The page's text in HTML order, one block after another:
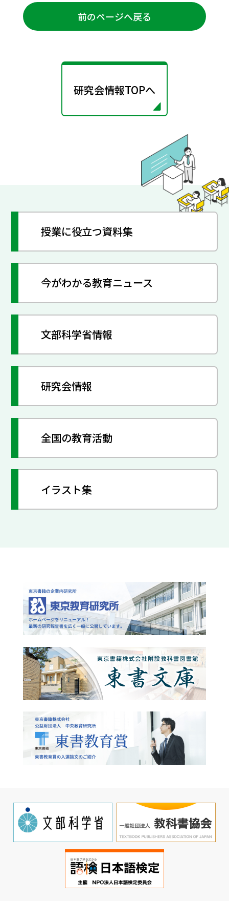
前のページへ戻る
研究会情報TOPへ
授業に役立つ資料集
今がわかる教育ニュース
文部科学省情報
研究会情報
全国の教育活動
イラスト集